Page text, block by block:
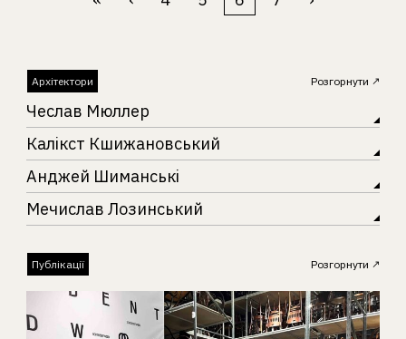
Розгорнути
Архітектори
Чеслав Мюллер
Калікст Кшижановський
Анджей Шиманські
Мечислав Лозинський
Розгорнути
Публікації